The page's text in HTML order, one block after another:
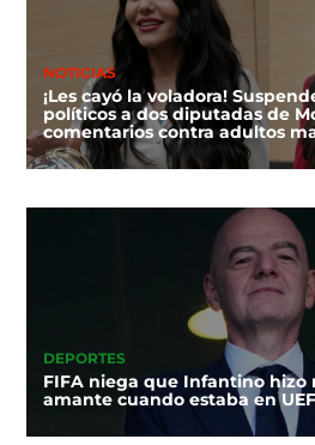
NOTICIAS
¡Les cayó la voladora!
políticos a dos diputadas de
comentarios contra adultos
DEPORTES
FIFA niega que Infantino hizo
amante cuando estaba en